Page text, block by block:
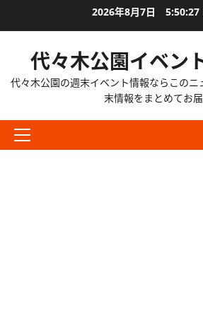
2026年8月7日 5:50:28
代々木公園イベン
代々木公園の週末イベント情報ならこのニ
末情報をまとめてお
メ